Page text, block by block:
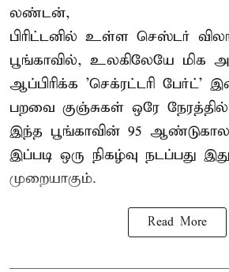
லண்டன்,
பிரிட்டனில் உள்ள செஸ்டர்
பூங்காவில், உலகிலேயே மிக
ஆப்பிரிக்க 'செக்ரட்டரி பேர்ட்'
பறவை குஞ்சுகள் ஒரே
இந்த பூங்காவின் 95
இப்படி ஒரு நிகழ்வு நடப்பது
முறையாகும்.
Read More